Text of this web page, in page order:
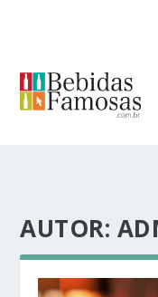
AUTOR: